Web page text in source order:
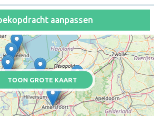
aanpassen
TOON GROTE KAART